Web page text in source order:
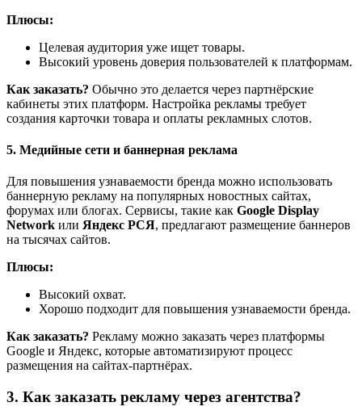
Плюсы:
Целевая аудитория уже ищет товары.
Высокий уровень доверия пользователей к платформам.
Как заказать? Обычно это делается через партнёрские
кабинеты этих платформ. Настройка рекламы требует
создания карточки товара и оплаты рекламных слотов.
5. Медийные сети и баннерная реклама
Для повышения узнаваемости бренда можно использовать
баннерную рекламу на популярных новостных сайтах,
форумах или блогах. Сервисы, такие как Google Display
Network или Яндекс РСЯ, предлагают размещение баннеров
на тысячах сайтов.
Плюсы:
Высокий охват.
Хорошо подходит для повышения узнаваемости бренда.
Как заказать? Рекламу можно заказать через платформы
Google и Яндекс, которые автоматизируют процесс
размещения на сайтах-партнёрах.
3. Как заказать рекламу через агентства?